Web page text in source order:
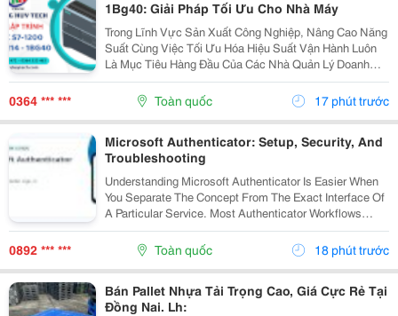
1Bg40: Giải Pháp Tối Ưu Cho Nhà Máy
Trong Lĩnh Vực Sản Xuất Công Nghiệp, Nâng Cao Năng
Suất Cùng Việc Tối Ưu Hóa Hiệu Suất Vận Hành Luôn
Là Mục Tiêu Hàng Đầu Của Các Nhà Quản Lý Doanh
Nghiệp. Để Hỗ Trợ Các Dây Chuyền Và Hệ Thống Tự
Động Hóa Làm Việc Chính Xác, Mượt Mà Hơn, Một
Thiết Bị...
0364 *** *** Toàn quốc 17 phút trước
Microsoft Authenticator: Setup, Security, And
Troubleshooting
Understanding Microsoft Authenticator Is Easier When
You Separate The Concept From The Exact Interface Of
A Particular Service. Most Authenticator Workflows
Connect An Account To An App, Device, Or Verification
Method And Then Request A Changing Code...
0892 *** *** Toàn quốc 18 phút trước
Bán Pallet Nhựa Tải Trọng Cao, Giá Cực Rẻ Tại
Đồng Nai. Lh: